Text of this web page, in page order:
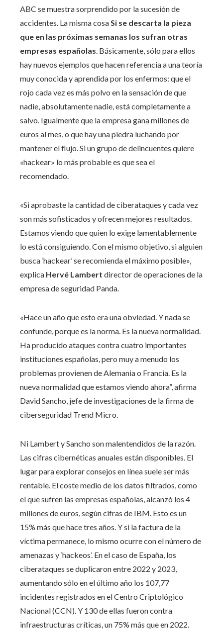
ABC se muestra sorprendido por la sucesión de
accidentes. La misma cosa Si se descarta la pieza
que en las próximas semanas los sufran otras
empresas españolas . Básicamente, sólo para ellos
hay nuevos ejemplos que hacen referencia a una teoría
muy conocida y aprendida por los enfermos: que el
rojo cada vez es más polvo en la sensación de que
nadie, absolutamente nadie, está completamente a
salvo. Igualmente que la empresa gana millones de
euros al mes, o que hay una piedra luchando por
mantener el flujo. Si un grupo de delincuentes quiere
«hackear» lo más probable es que sea el
recomendado.
«Si aprobaste la cantidad de ciberataques y cada vez
son más sofisticados y ofrecen mejores resultados.
Estamos viendo que quien lo exige lamentablemente
lo está consiguiendo. Con el mismo objetivo, si alguien
busca ‘hackear’ se recomienda el máximo posible»,
explica Hervé Lambert director de operaciones de la
empresa de seguridad Panda.
«Hace un año que esto era una obviedad. Y nada se
confunde, porque es la norma. Es la nueva normalidad.
Ha producido ataques contra cuatro importantes
instituciones españolas, pero muy a menudo los
problemas provienen de Alemania o Francia. Es la
nueva normalidad que estamos viendo ahora”, afirma
David Sancho, jefe de investigaciones de la firma de
ciberseguridad Trend Micro.
Ni Lambert y Sancho son malentendidos de la razón.
Las cifras cibernéticas anuales están disponibles. El
lugar para explorar consejos en línea suele ser más
rentable. El coste medio de los datos filtrados, como
el que sufren las empresas españolas, alcanzó los 4
millones de euros, según cifras de IBM. Esto es un
15% más que hace tres años. Y si la factura de la
víctima permanece, lo mismo ocurre con el número de
amenazas y ‘hackeos’. En el caso de España, los
ciberataques se duplicaron entre 2022 y 2023,
aumentando sólo en el último año los 107,77
incidentes registrados en el Centro Criptológico
Nacional (CCN). Y 130 de ellas fueron contra
infraestructuras críticas, un 75% más que en 2022.